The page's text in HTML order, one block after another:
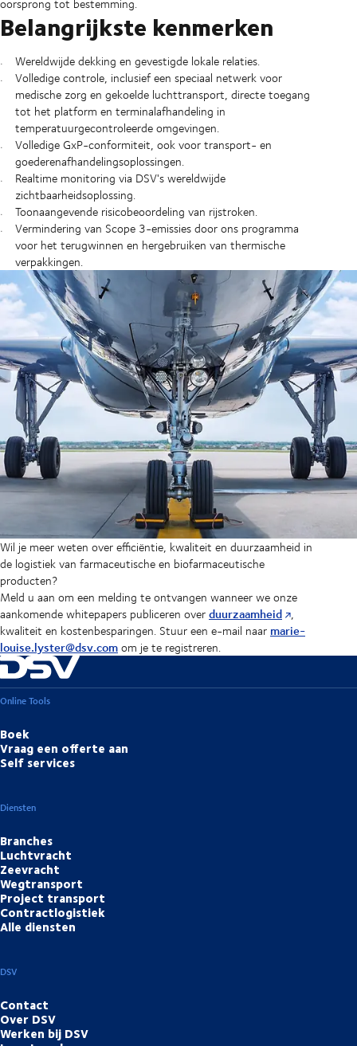
oorsprong tot bestemming.
Belangrijkste kenmerken
Wereldwijde dekking en gevestigde lokale relaties.
Volledige controle, inclusief een speciaal netwerk voor
medische zorg en gekoelde luchttransport, directe toegang
tot het platform en terminalafhandeling in
temperatuurgecontroleerde omgevingen.
Volledige GxP-conformiteit, ook voor transport- en
goederenafhandelingsoplossingen.
Realtime monitoring via DSV's wereldwijde
zichtbaarheidsoplossing.
Toonaangevende risicobeoordeling van rijstroken.
Vermindering van Scope 3-emissies door ons programma
voor het terugwinnen en hergebruiken van thermische
verpakkingen.
Wil je meer weten over efficiëntie, kwaliteit en duurzaamheid in
de logistiek van farmaceutische en biofarmaceutische
producten?
Meld u aan om een melding te ontvangen wanneer we onze
aankomende whitepapers publiceren overduurzaamheid ,
kwaliteit en kostenbesparingen. Stuur een e-mail naar marie-
louise.lyster@dsv.comom je te registreren.
Online Tools
Boek
Vraag een offerte aan
Self services
Diensten
Branches
Luchtvracht
Zeevracht
Wegtransport
Project transport
Contractlogistiek
Alle diensten
DSV
Contact
Over DSV
Werken bij DSV